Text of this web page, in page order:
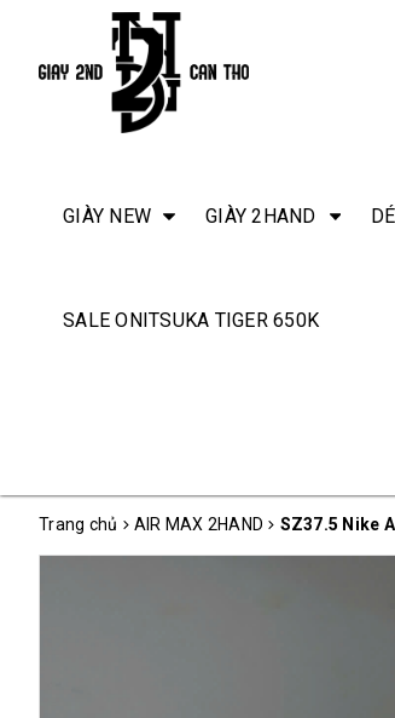
GIÀY NEW GIÀY 2HAND
SALE ONITSUKA TIGER 650K
Trang chủ AIR MAX 2HAND SZ37.5 Nike